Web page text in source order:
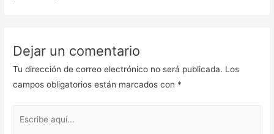
Dejar un comentario
Tu dirección de correo electrónico no será publicada. Los
campos obligatorios están marcados con *